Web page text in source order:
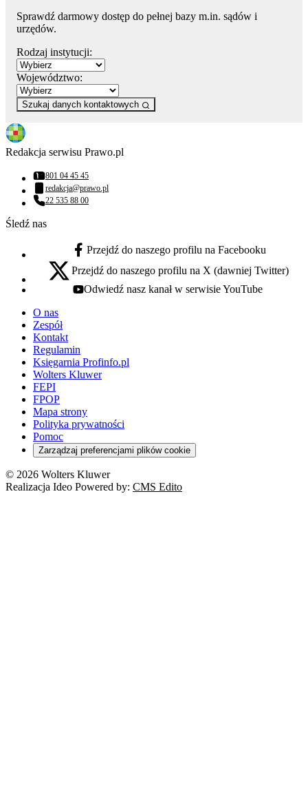
Sprawdź darmowy dostęp do pełnej bazy m.in. sądów i
urzędów.
Rodzaj instytucji:
Województwo:
Szukaj danych kontaktowych
Redakcja serwisu Prawo.pl
Numer telefonu:
801 04 45 45
Adres email:
redakcja@prawo.pl
Numer telefonu:
22 535 88 00
Śledź nas
facebook - otwiera się w nowej karcie
Przejdź do naszego profilu na Facebooku
x - otwiera się w nowej karcie
Przejdź do naszego profilu na X (dawniej Twitter)
youtube - otwiera się w nowej karcie
Odwiedź nasz kanał w serwisie YouTube
O nas
Zespół
Kontakt
Regulamin
Księgarnia Profinfo.pl
Wolters Kluwer
FEPI
FPOP
Mapa strony
Polityka prywatności
Pomoc
Zarządzaj preferencjami plików cookie
© 2026 Wolters Kluwer
Realizacja Ideo Powered by: CMS Edito